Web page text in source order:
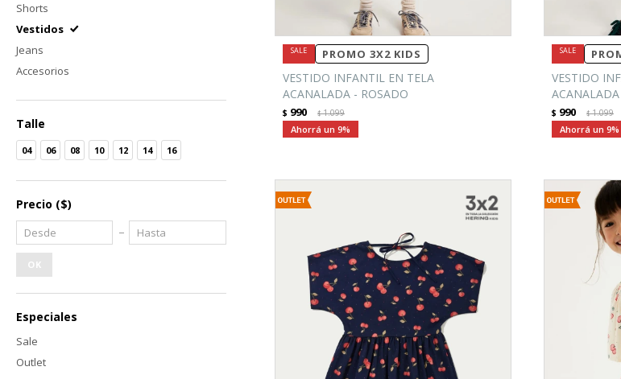
PROMO 3X2 KIDS
VESTIDO INFANTIL EN TELA
ACANALADA - ROSADO
$ 990 $1.099
9
VESTIDO
$ 990 $1.099
9
Shorts
Vestidos
Jeans
Accesorios
Talle
04 06 08 10 12 14 16
Precio ($)
OK
Especiales
Sale
Outlet